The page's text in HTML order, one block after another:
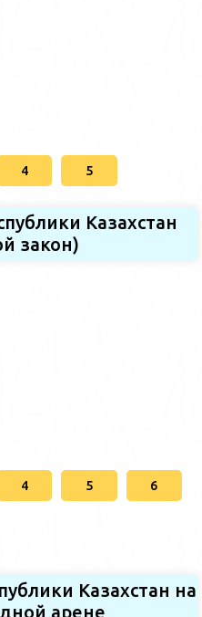
4 5
Казахстан
закон)
4 5 6
Казахстан на
арене